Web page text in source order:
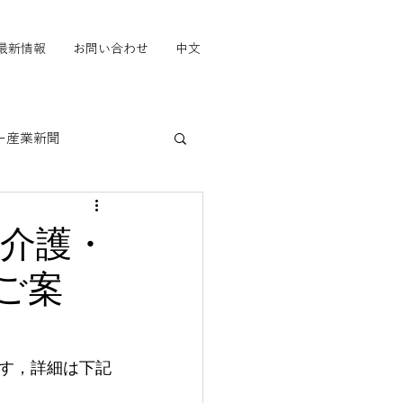
新情報 お問い合わせ 中文
産業新聞
護・
案
，詳細は下記